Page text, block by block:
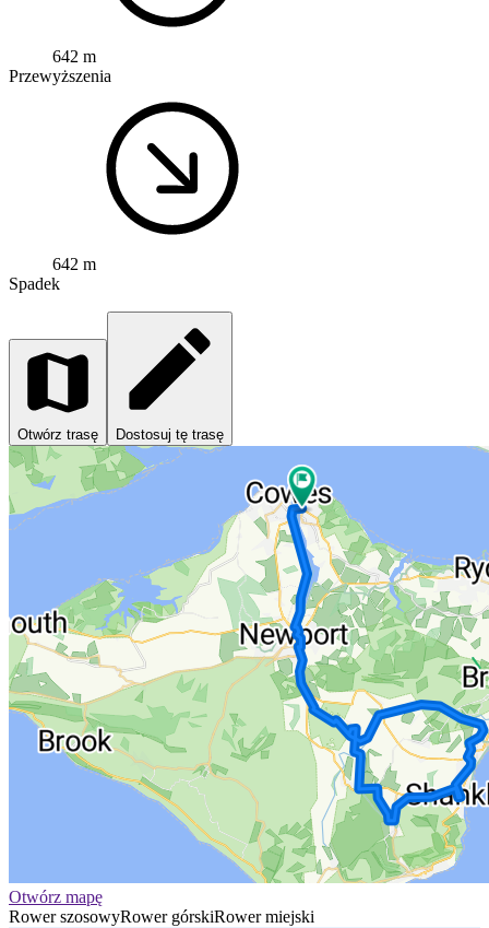
642 m
Przewyższenia
642 m
Spadek
Otwórz trasę Dostosuj tę trasę
Otwórz mapę
Rower szosowyRower górskiRower miejski